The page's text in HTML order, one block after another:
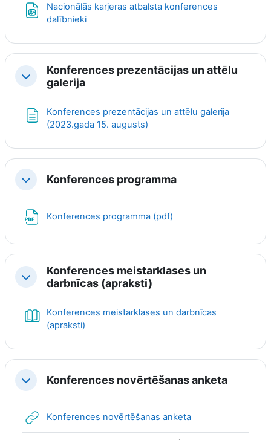
Nacionālās karjeras atbalsta konferences
dalībnieki
Collapse
Konferences prezentācijas un attēlu
galerija
Konferences prezentācijas un attēlu galerija
(2023.gada 15. augusts)
CollapseKonferences programma
Konferences programma (pdf)
Collapse
Konferences meistarklases un
darbnīcas (apraksti)
Konferences meistarklases un darbnīcas
(apraksti)
CollapseKonferences novērtēšanas anketa
Konferences novērtēšanas anketaURL